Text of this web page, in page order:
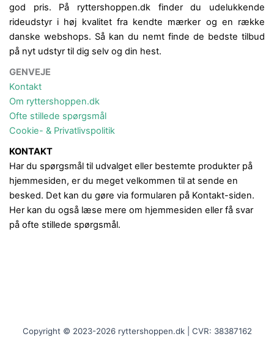
god pris. På ryttershoppen.dk finder du udelukkende
rideudstyr i høj kvalitet fra kendte mærker og en række
danske webshops. Så kan du nemt finde de bedste tilbud
på nyt udstyr til dig selv og din hest.
GENVEJE
Kontakt
Om ryttershoppen.dk
Ofte stillede spørgsmål
Cookie- & Privatlivspolitik
KONTAKT
Har du spørgsmål til udvalget eller bestemte produkter på
hjemmesiden, er du meget velkommen til at sende en
besked. Det kan du gøre via formularen på Kontakt-siden.
Her kan du også læse mere om hjemmesiden eller få svar
på ofte stillede spørgsmål.
Copyright © 2023-2026 ryttershoppen.dk | CVR: 38387162